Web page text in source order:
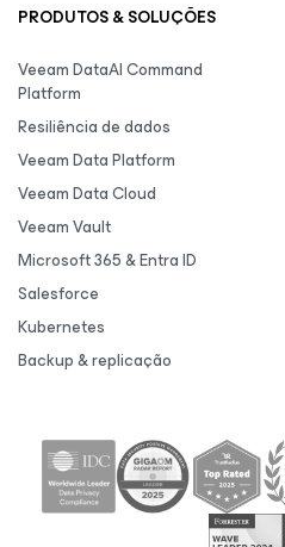
PRODUTOS & SOLUÇÕES
Veeam DataAI Command
Platform
Resiliência de dados
Veeam Data Platform
Veeam Data Cloud
Veeam Vault
Microsoft 365 & Entra ID
Salesforce
Kubernetes
Backup & replicação